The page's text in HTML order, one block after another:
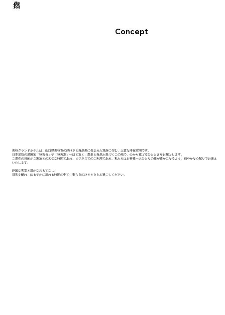
美祢グランドホテルは、山口県美祢市の静けさと自然美に包まれた場所に佇む、上質な滞在空間です。
日本屈指の景勝地「秋吉台」や「秋芳洞」へほど近く、歴史と自然が息づくこの地で、心から寛げるひとときをお届けします。
ご滞在の目的がご家族との大切な時間であれ、ビジネスでのご利用であれ、私たちはお客様一人ひとりの旅が豊かになるよう、細やかな心配りでお迎え
いたします。
静謐な客室と温かなおもてなし。
日常を離れ、ゆるやかに流れる時間の中で、安らぎのひとときをお過ごしください。
Concept